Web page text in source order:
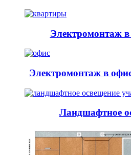
Электромонтаж
Электромонтаж в
Ландшафтное